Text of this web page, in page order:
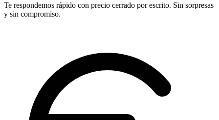
Te respondemos rápido con precio cerrado por escrito. Sin sorpresas
y sin compromiso.